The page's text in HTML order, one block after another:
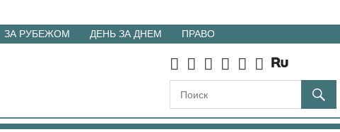
ЗА РУБЕЖОМ ДЕНЬ ЗА ДНЕМ ПРАВО